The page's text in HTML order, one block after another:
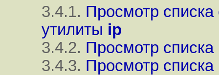
3.4.1. Просмотр
утилиты ip
3.4.2. Просмотр
3.4.3. Просмотр